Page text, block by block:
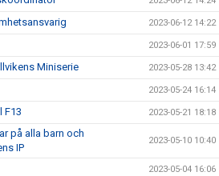
2023-06-12 14:22
2023-06-01 17:59
Miniserie 2023-05-28 13:42
2023-05-24 16:14
F13 2023-05-21 18:18
på alla barn och
IP
2023-05-10 10:40
2023-05-04 16:06